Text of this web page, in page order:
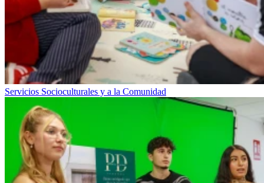
Servicios Socioculturales y a la Comunidad